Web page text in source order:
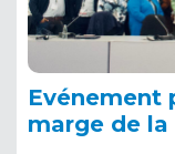
Evénement
marge de la